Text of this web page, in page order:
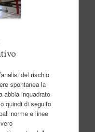
del rischio
spontanea la
abbia inquadrato
quindi di seguito
norme e linee